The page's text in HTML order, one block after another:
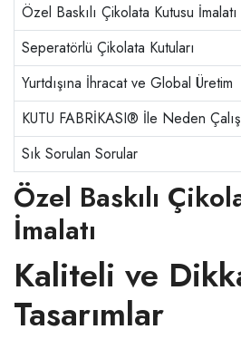
Özel Baskılı Çikolata Kutusu İmalatı
Seperatörlü Çikolata Kutuları
Yurtdışına İhracat ve Global Üretim
KUTU FABRİKASI® İle Neden
Sık Sorulan Sorular
Özel Baskılı
İmalatı
Kaliteli ve
Tasarımlar